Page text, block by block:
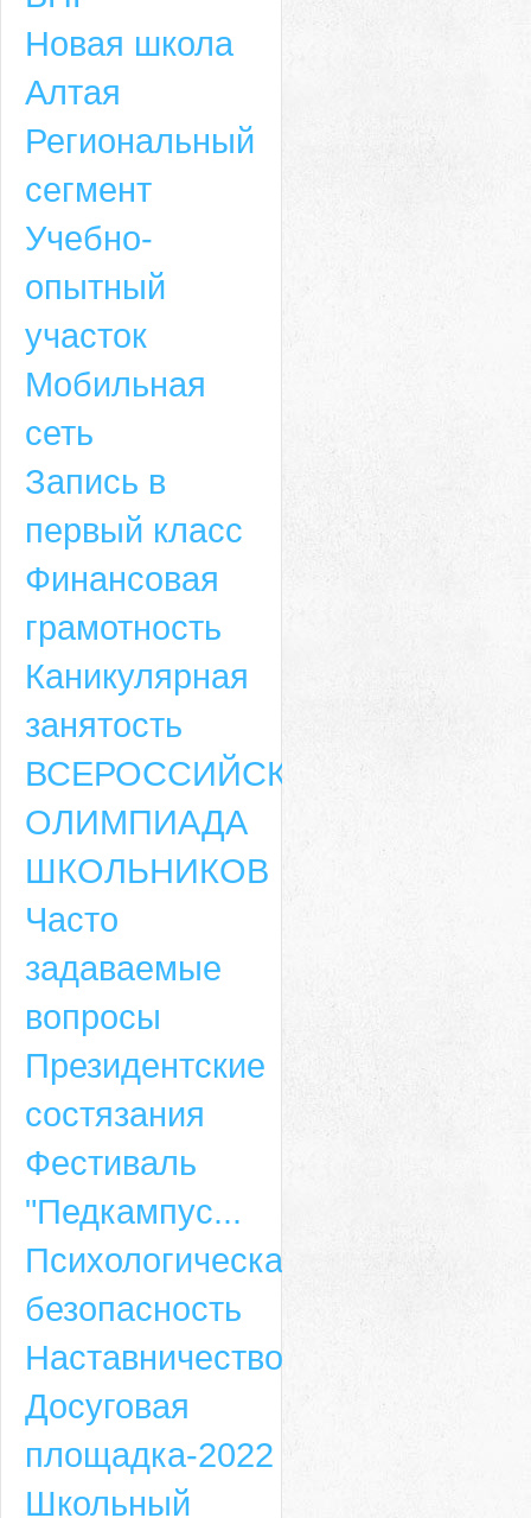
Новая школа
Алтая
Региональный
сегмент
Учебно-
опытный
участок
Мобильная
сеть
Запись в
первый класс
Финансовая
грамотность
Каникулярная
занятость
ВСЕРОССИЙСКАЯ
ОЛИМПИАДА
ШКОЛЬНИКОВ
Часто
задаваемые
вопросы
Президентские
состязания
Фестиваль
"Педкампус...
Психологическая
безопасность
Наставничество
Досуговая
площадка-2022
Школьный